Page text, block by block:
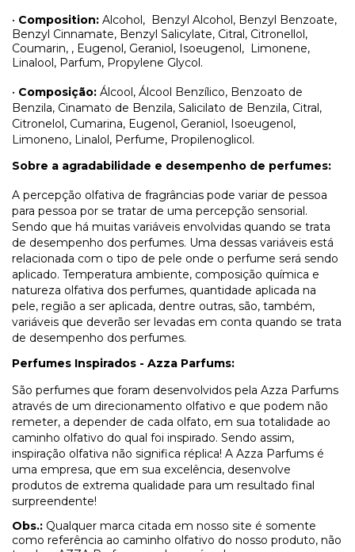
• Composition: Alcohol, Benzyl Alcohol, Benzyl Benzoate,
Benzyl Cinnamate, Benzyl Salicylate, Citral, Citronellol,
Coumarin, , Eugenol, Geraniol, Isoeugenol,
Limonene,
Linalool, Parfum, Propylene Glycol.
• Composição: Álcool, Álcool Benzílico, Benzoato de
Benzila, Cinamato de Benzila, Salicilato de Benzila, Citral,
Citronelol, Cumarina, Eugenol, Geraniol, Isoeugenol,
Limoneno, Linalol, Perfume, Propilenoglicol.
Sobre a agradabilidade e desempenho de perfumes:
A percepção olfativa de fragrâncias pode variar de pessoa
para pessoa por se tratar de uma percepção sensorial.
Sendo que há muitas variáveis envolvidas quando se trata
de desempenho dos perfumes. Uma dessas variáveis está
relacionada com o tipo de pele onde o perfume será sendo
aplicado. Temperatura ambiente, composição química e
natureza olfativa dos perfumes, quantidade aplicada na
pele, região a ser aplicada, dentre outras, são, também,
variáveis que deverão ser levadas em conta quando se trata
de desempenho dos perfumes.
Perfumes Inspirados - Azza Parfums:
São perfumes que foram desenvolvidos pela Azza Parfums
através de um direcionamento olfativo e que podem não
remeter, a depender de cada olfato, em sua totalidade ao
caminho olfativo do qual foi inspirado. Sendo assim,
inspiração olfativa não significa réplica! A Azza Parfums é
uma empresa, que em sua excelência, desenvolve
produtos de extrema qualidade para um resultado final
surpreendente!
Obs.: Qualquer marca citada em nosso site é somente
como referência ao caminho olfativo do nosso produto, não